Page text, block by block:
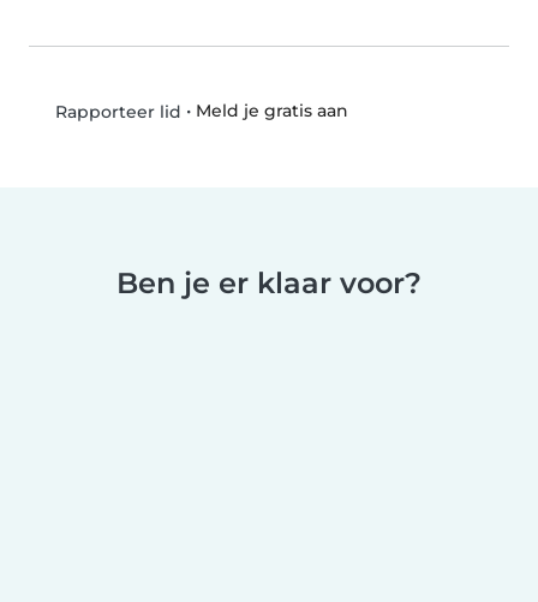
Rapporteer lid • Meld je gratis aan
Ben je er klaar voor?